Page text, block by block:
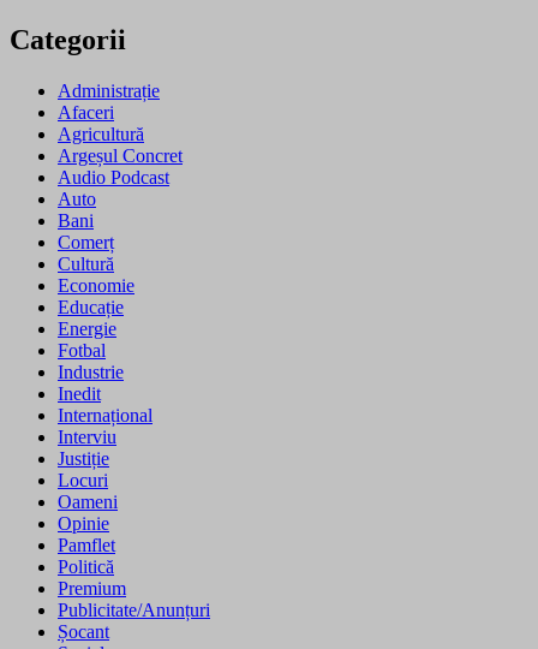
Categorii
Administrație
Afaceri
Agricultură
Argeșul Concret
Audio Podcast
Auto
Bani
Comerț
Cultură
Economie
Educație
Energie
Fotbal
Industrie
Inedit
Internațional
Interviu
Justiție
Locuri
Oameni
Opinie
Pamflet
Politică
Premium
Publicitate/Anunțuri
Șocant